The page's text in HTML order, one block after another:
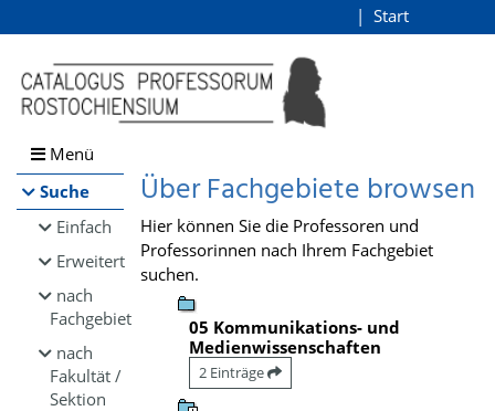
Browsen
direkt zum Inhalt
Start
Menü
Suche
Einfach
Erweitert
nach
Fachgebiet
nach
Fakultät /
Sektion
Über Fachgebiete browsen
Hier können Sie die Professoren und
Professorinnen nach Ihrem Fachgebiet
suchen.
05 Kommunikations- und
Medienwissenschaften
2 Einträge